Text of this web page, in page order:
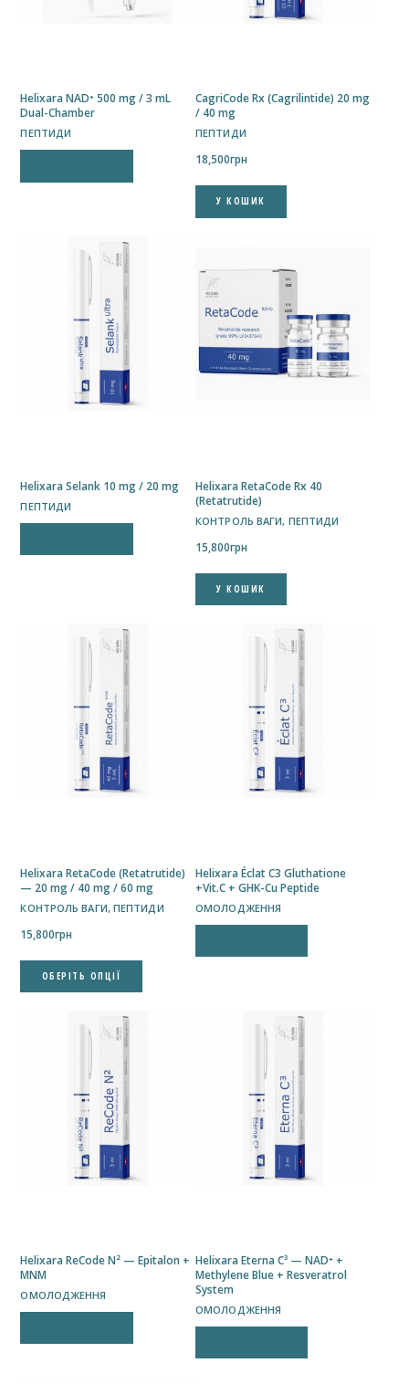
Helixara NAD⁺ 500 mg / 3 mL
Dual-Chamber
ПЕПТИДИ
CagriCode Rx (Cagrilintide) 20 mg
/ 40 mg
ПЕПТИДИ
18,500грн
У КОШИК
Helixara Selank 10 mg / 20 mg
ПЕПТИДИ
Helixara RetaCode Rx 40
(Retatrutide)
КОНТРОЛЬ ВАГИ, ПЕПТИДИ
15,800грн
У КОШИК
Helixara RetaCode (Retatrutide)
— 20 mg / 40 mg / 60 mg
КОНТРОЛЬ ВАГИ, ПЕПТИДИ
15,800грн
ОБЕРІТЬ ОПЦІЇ
Helixara Éclat C3 Gluthatione
+Vit.C + GHK-Cu Peptide
ОМОЛОДЖЕННЯ
Helixara ReCode N² — Epitalon +
MNM
ОМОЛОДЖЕННЯ
Helixara Eterna C³ — NAD⁺ +
Methylene Blue + Resveratrol
System
ОМОЛОДЖЕННЯ